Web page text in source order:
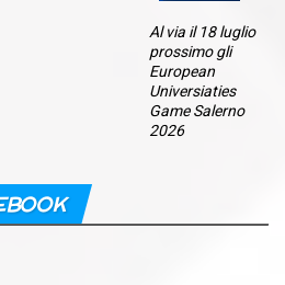
Al via il 18 luglio
prossimo gli
European
Universiaties
Game Salerno
2026